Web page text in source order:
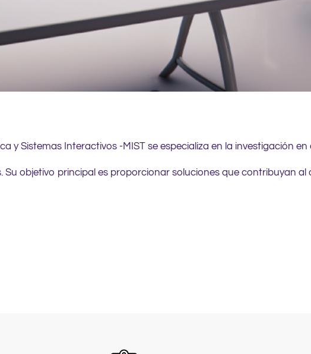
y Sistemas Interactivos -MIST se especializa en la investigación
Su objetivo principal es proporcionar soluciones que contribuyan